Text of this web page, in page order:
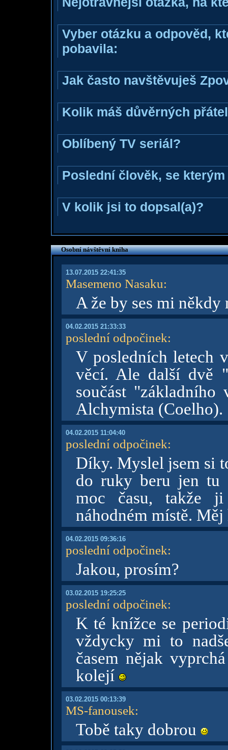
Vyber otázku a odpověd,
pobavila:
Jak často navštěvuješ
Kolik máš důvěrných
Oblíbený TV seriál?
Poslední člověk, se
V kolik jsi to dopsal(a)?
Osobní návštěvní kniha
13.07.2015 22:41:35
Masemeno Nasaku:
A že by ses mi
04.02.2015 21:33:33
poslední odpočinek:
V posledních letech
věcí. Ale další dvě
součást
Alchymista (Coelho).
04.02.2015 11:04:40
poslední odpočinek:
Díky. Myslel jsem si
do ruky beru jen tu
moc času, takže
náhodném místě.
04.02.2015 09:36:16
poslední odpočinek:
Jakou, prosím?
03.02.2015 19:25:25
poslední odpočinek:
K té knížce se
vždycky mi to
časem nějak
kolejí
03.02.2015 00:13:39
MS-fanousek:
Tobě taky dobrou